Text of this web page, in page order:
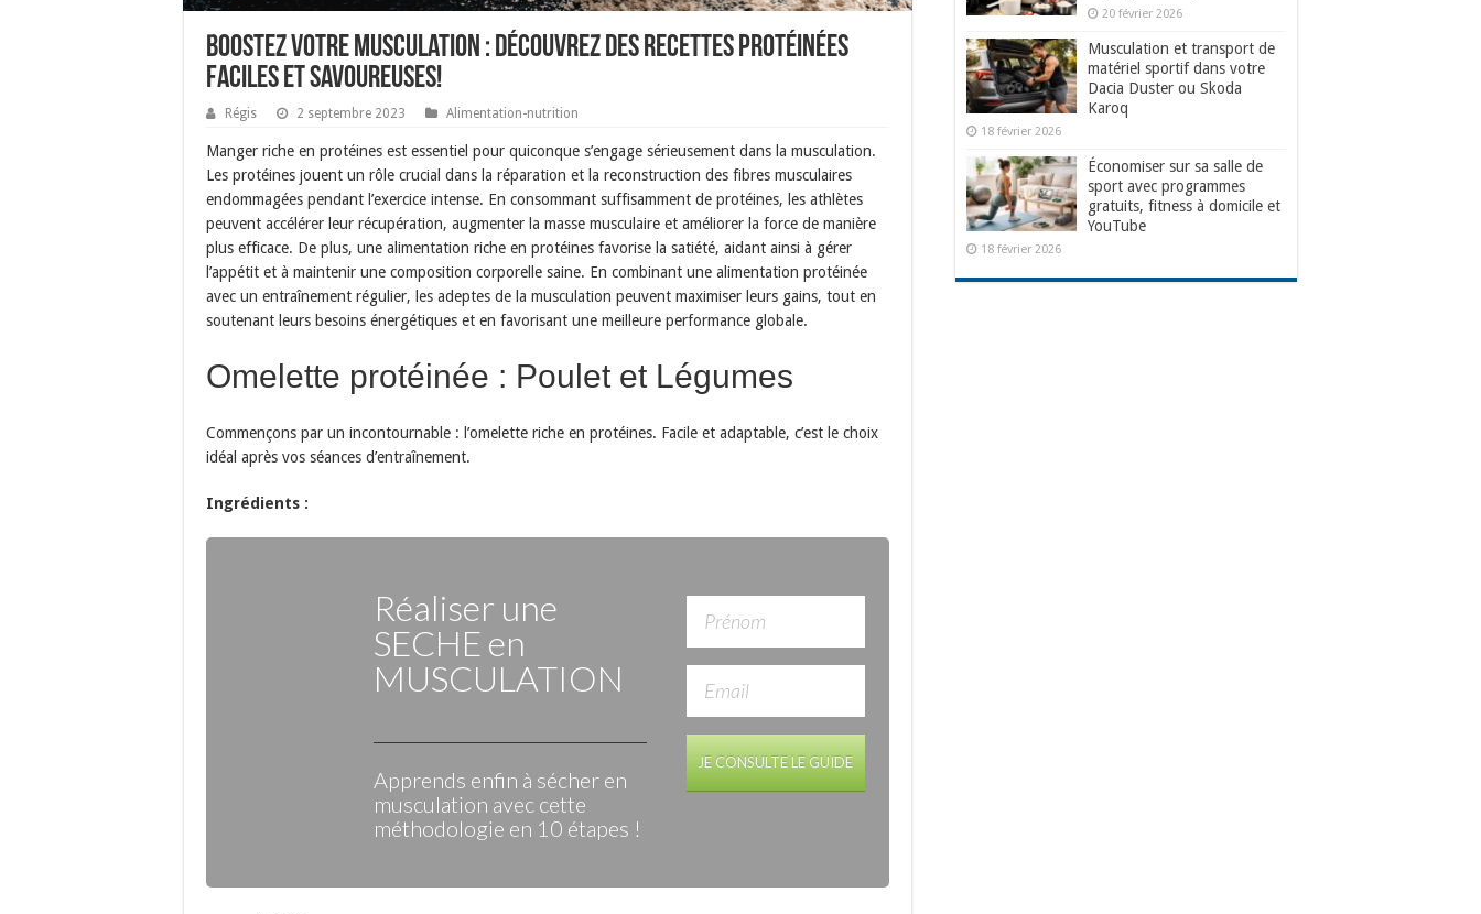
Boostez Votre Musculation : Découvrez des Recettes Protéinées
Faciles et Savoureuses!
Régis 2 septembre 2023 Alimentation-nutrition
Manger riche en protéines est essentiel pour quiconque s’engage sérieusement dans la musculation.
Les protéines jouent un rôle crucial dans la réparation et la reconstruction des fibres musculaires
endommagées pendant l’exercice intense. En consommant suffisamment de protéines, les athlètes
peuvent accélérer leur récupération, augmenter la masse musculaire et améliorer la force de manière
plus efficace. De plus, une alimentation riche en protéines favorise la satiété, aidant ainsi à gérer
l’appétit et à maintenir une composition corporelle saine. En combinant une alimentation protéinée
avec un entraînement régulier, les adeptes de la musculation peuvent maximiser leurs gains, tout en
soutenant leurs besoins énergétiques et en favorisant une meilleure performance globale.
Omelette protéinée : Poulet et Légumes
Commençons par un incontournable : l’omelette riche en protéines. Facile et adaptable, c’est le choix
idéal après vos séances d’entraînement.
Ingrédients :
Réaliser une
SECHE en
MUSCULATION
Apprends enfin à sécher en
musculation avec cette
méthodologie en 10 étapes !
JE CONSULTE LE GUIDE
20 février 2026
Musculation et transport de
matériel sportif dans votre
Dacia Duster ou Skoda
Karoq
18 février 2026
Économiser sur sa salle de
sport avec programmes
gratuits, fitness à domicile et
YouTube
18 février 2026